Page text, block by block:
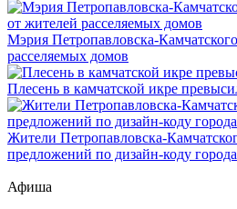
Мэрия Петропавловска-
расселяемых домов
Плесень в камчатской икре
Жители Петропавловска-
предложений по дизайн-коду города
Афиша